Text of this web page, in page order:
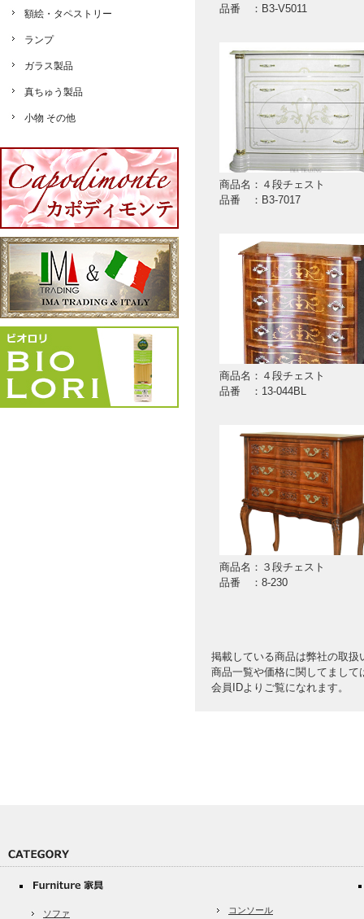
品番 ：B3-V5011
商品名：４段チェスト
品番 ：B3-7017
商品名：４段チェスト
品番 ：13-044BL
商品名：３段チェスト
品番 ：8-230
掲載している商品は弊社の取扱
商品一覧や価格に関してまして
会員IDよりご覧になれます。
額絵・タペストリー
ランプ
ガラス製品
真ちゅう製品
小物 その他
ソファ コンソール